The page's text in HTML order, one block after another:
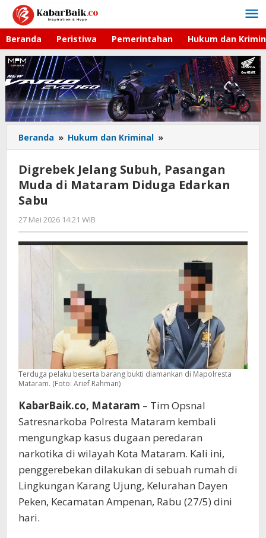
Lewati
konten
Beranda Peristiwa Pemerintahan Hukum dan
Beranda » Hukum dan Kriminal »
Jelang
Pasangan
Muda
Digrebek Jelang Subuh, Pasangan
Muda di Mataram Diduga Edarkan
Sabu
27 Mei 2026 14:21 WIB
Faisal
Terduga pelaku beserta barang bukti diamankan di Mapolresta
Mataram. (Foto: Arief Rahman)
KabarBaik.co, Mataram – Tim Opsnal
Satresnarkoba Polresta Mataram kembali
mengungkap kasus dugaan peredaran
narkotika di wilayah Kota Mataram. Kali ini,
penggerebekan dilakukan di sebuah rumah di
Lingkungan Karang Ujung, Kelurahan Dayen
Peken, Kecamatan Ampenan, Rabu (27/5) dini
hari.